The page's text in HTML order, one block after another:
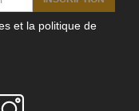
et la politique de